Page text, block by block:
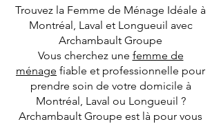
Trouvez la Femme de Ménage Idéale à
Montréal, Laval et Longueuil avec
Archambault Groupe
Vous cherchez une femme de
ménage fiable et professionnelle pour
prendre soin de votre domicile à
Montréal, Laval ou Longueuil ?
Archambault Groupe est là pour vous